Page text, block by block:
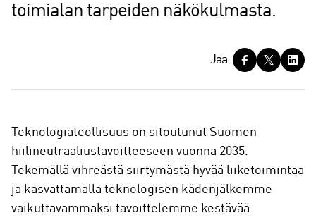
toimialan tarpeiden näkökulmasta.
a
Jaa
Teknologiateollisuus on sitoutunut Suomen
hiilineutraaliustavoitteeseen vuonna 2035.
Tekemällä vihreästä siirtymästä hyvää liiketoimintaa
ja kasvattamalla teknologisen kädenjälkemme
vaikuttavammaksi tavoittelemme kestävää